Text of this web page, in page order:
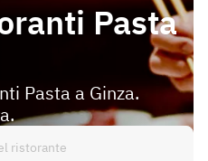
Pasta
Pasta a Ginza.